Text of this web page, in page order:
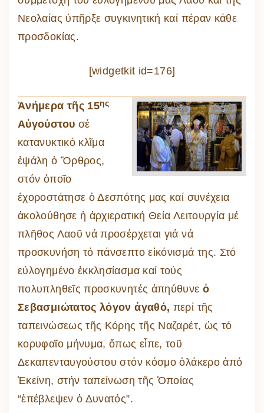
Νεολαίας ὑπῆρξε συγκινητική καί πέραν κάθε
προσδοκίας.
[widgetkit id=176]
Ἀνήμερα τῆς 15ης
Αὐγούστου σέ
κατανυκτικό κλῖμα
ἐψάλη ὁ Ὄρθρος,
στόν ὁποῖο
ἐχοροστάτησε ὁ Δεσπότης μας καί συνέχεια
ἀκολούθησε ἡ ἀρχιερατική Θεία Λειτουργία μέ
πλῆθος Λαοῦ νά προσέρχεται γιά νά
προσκυνήση τό πάνσεπτο εἰκόνισμά της. Στό
εὐλογημένο ἐκκλησίασμα καί τούς
πολυπληθεῖς προσκυνητές ἀπηύθυνε ὁ
Σεβασμιώτατος λόγον ἀγαθό, περί τῆς
ταπεινώσεως τῆς Κόρης τῆς Ναζαρέτ, ὡς τό
κορυφαῖο μήνυμα, ὅπως εἶπε, τοῦ
Δεκαπενταυγούστου στόν κόσμο ὁλάκερο ἀπό
Ἐκείνη, στήν ταπείνωση τῆς Ὁποίας
“ἐπέβλεψεν ὁ Δυνατός”.